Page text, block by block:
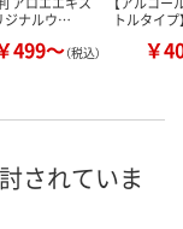
ジナルウ…
499～（税込）
トルタイ
￥
されていま